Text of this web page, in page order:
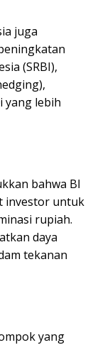
juga
(SRBI),
yang lebih
bahwa BI
investor untuk
rupiah.
daya
tekanan
yang